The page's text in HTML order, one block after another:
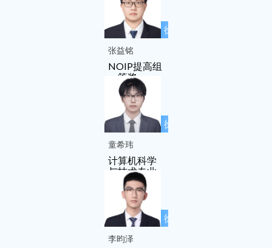
徐先友名师
张益铭
NOIP提高组
一等奖
徐先友名师
童希玮
计算机科学
与技术专业
徐先友名师
李昀泽